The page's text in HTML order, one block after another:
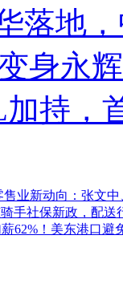
落地
身永
持，
售业新动向：张文
手社保新政，配送
62%！美东港口避